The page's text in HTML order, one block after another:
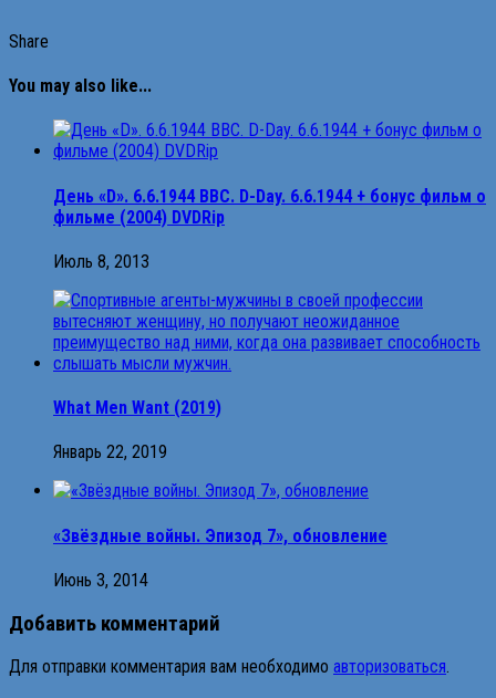
Share
You may also like...
Дeнь «D». 6.6.1944 BBC. D-Day. 6.6.1944 + бонyc фильм о
фильмe (2004) DVDRip
Июль 8, 2013
What Men Want (2019)
Январь 22, 2019
«Звёздные войны. Эпизод 7», обновление
Июнь 3, 2014
Добавить комментарий
Для отправки комментария вам необходимо авторизоваться.